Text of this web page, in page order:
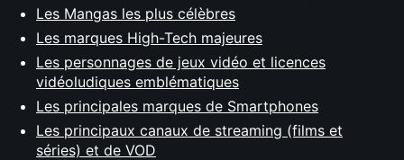
Les Mangas les plus célèbres
Les marques High-Tech majeures
Les personnages de jeux vidéo et licences
vidéoludiques emblématiques
Les principales marques de Smartphones
Les principaux canaux de streaming (films et
séries) et de VOD